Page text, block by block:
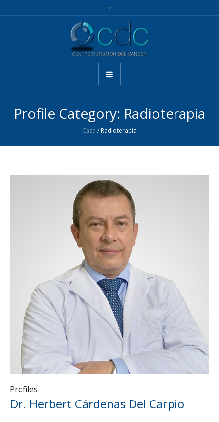
Profile Category: Radioterapia
Casa /Radioterapia
Profiles
Dr. Herbert Cárdenas Del Carpio